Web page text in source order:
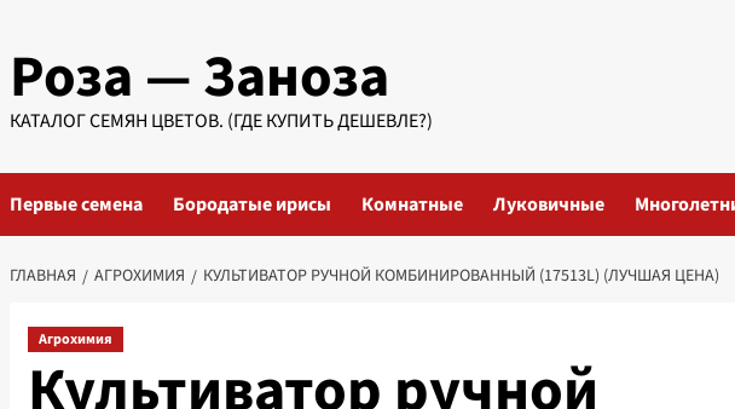
содержимому
Роза — Заноза
КАТАЛОГ СЕМЯН ЦВЕТОВ. (ГДЕ КУПИТЬ ДЕШЕВЛЕ?)
Первые семена Бородатые ирисы Комнатные Луковичные
ГЛАВНАЯ АГРОХИМИЯ КУЛЬТИВАТОР РУЧНОЙ КОМБИНИРОВАННЫЙ (17513L) (ЛУЧШАЯ ЦЕНА)
Агрохимия
Культиватор ручной